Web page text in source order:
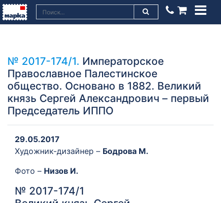
№ 2017-174/1. Императорское
Православное Палестинское
общество. Основано в 1882. Великий
князь Сергей Александрович – первый
Председатель ИППО
29.05.2017
Художник-дизайнер – Бодрова М.
Фото – Низов И.
№ 2017-174/1